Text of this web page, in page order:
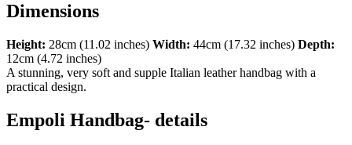
Dimensions
Height: 28cm (11.02 inches) Width: 44cm (17.32 inches) Depth:
12cm (4.72 inches)
A stunning, very soft and supple Italian leather handbag with a
practical design.
Empoli Handbag- details